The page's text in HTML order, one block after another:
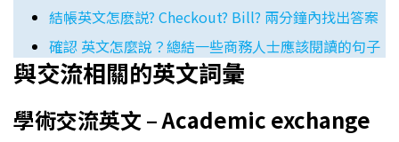
結帳英文怎麽説? Checkout? Bill? 兩分鐘內找出答案
確認 英文怎麼說？總結一些商務人士應該閱讀的句子
與交流相關的英文詞彙
學術交流英文 – Academic exchange